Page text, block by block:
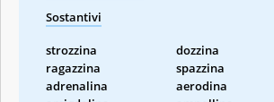
Sostantivi
strozzina dozzina
ragazzina
spazzina
adrenalina
aerodina